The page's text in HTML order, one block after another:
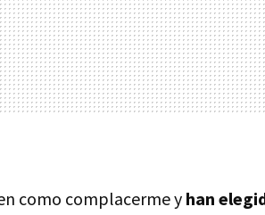
como complacerme yhan